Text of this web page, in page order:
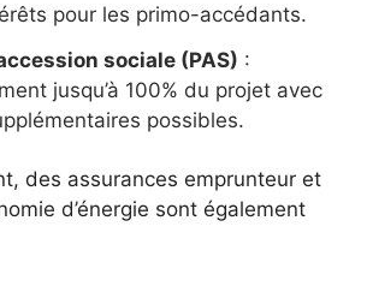
pour les primo-accédants.
sociale (PAS) :
jusqu’à 100% du projet avec
possibles.
des assurances emprunteur et
d’énergie sont également